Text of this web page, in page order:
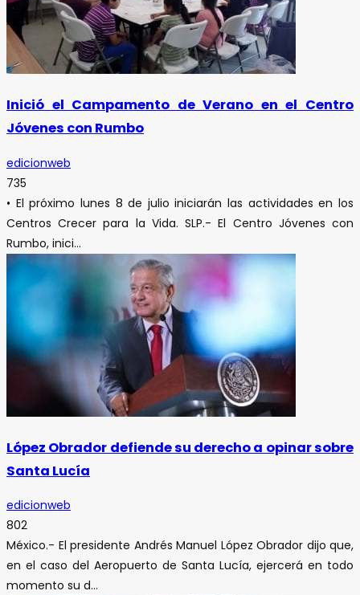
Inició el Campamento de Verano en el Centro
Jóvenes con Rumbo
edicionweb
735
• El próximo lunes 8 de julio iniciarán las actividades en los
Centros Crecer para la Vida. SLP.- El Centro Jóvenes con
Rumbo, inici...
López Obrador defiende su derecho a opinar sobre
Santa Lucía
edicionweb
802
México.- El presidente Andrés Manuel López Obrador dijo que,
en el caso del Aeropuerto de Santa Lucía, ejercerá en todo
momento su d...